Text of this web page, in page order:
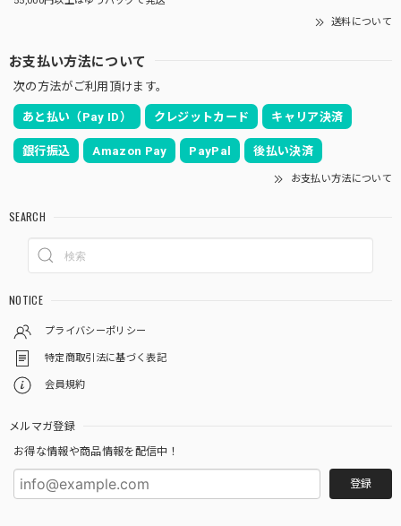
送料について
お支払い方法について
次の方法がご利用頂けます。
あと払い（Pay ID） クレジットカード キャリア決済
銀行振込 Amazon Pay PayPal 後払い決済
お支払い方法について
SEARCH
NOTICE
プライバシーポリシー
特定商取引法に基づく表記
会員規約
メルマガ登録
お得な情報や商品情報を配信中！
登録